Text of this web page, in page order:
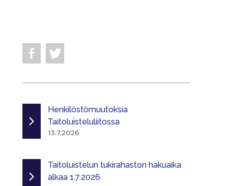
Henkilöstömuutoksia
Taitoluisteluliitossa
13.7.2026
Taitoluistelun tukirahaston hakuaika
alkaa 1.7.2026